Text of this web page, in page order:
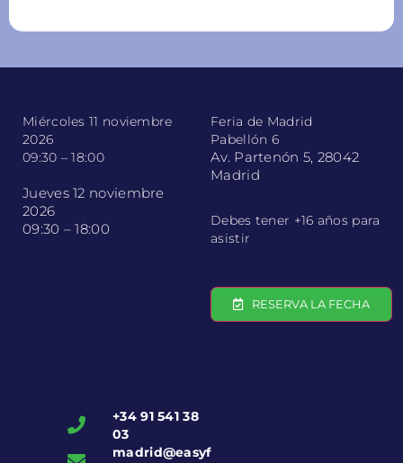
Miércoles 11 noviembre
2026
09:30 – 18:00
Jueves 12 noviembre
2026
09:30 – 18:00
Feria de Madrid
Pabellón 6
Av. Partenón 5, 28042
Madrid
Debes tener +16 años para
asistir
RESERVA LA FECHA
+34 91 541 38
03
madrid@easyf